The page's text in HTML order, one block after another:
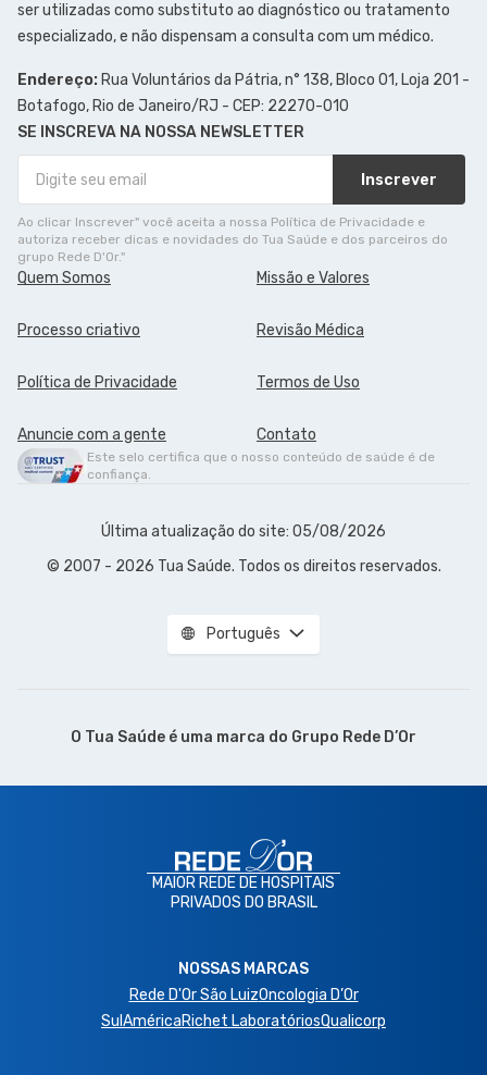
ser utilizadas como substituto ao diagnóstico ou tratamento
especializado, e não dispensam a consulta com um médico.
Endereço: Rua Voluntários da Pátria, n° 138, Bloco 01, Loja 201 -
Botafogo, Rio de Janeiro/RJ - CEP: 22270-010
SE INSCREVA NA NOSSA NEWSLETTER
Inscrever
Ao clicar Inscrever" você aceita a nossa Política de Privacidade e
autoriza receber dicas e novidades do Tua Saúde e dos parceiros do
grupo Rede D'Or."
Quem Somos Missão e Valores
Processo criativo Revisão Médica
Política de Privacidade Termos de Uso
Anuncie com a gente Contato
Este selo certifica que o nosso conteúdo de saúde é de
confiança.
Última atualização do site: 05/08/2026
© 2007 - 2026 Tua Saúde. Todos os direitos reservados.
Português
O Tua Saúde é uma marca do Grupo Rede D’Or
MAIOR REDE DE HOSPITAIS
PRIVADOS DO BRASIL
NOSSAS MARCAS
Rede D'Or São LuizOncologia D’Or
SulAméricaRichet LaboratóriosQualicorp